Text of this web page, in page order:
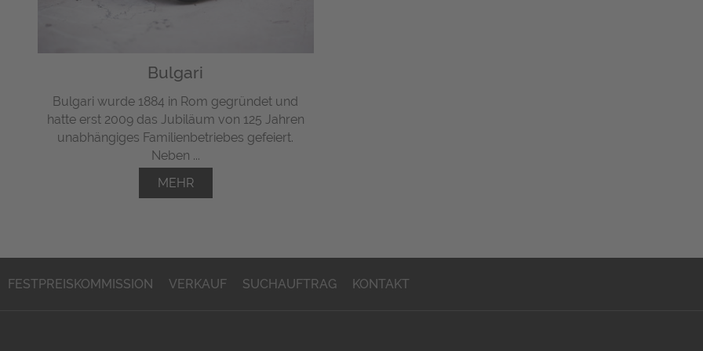
Bulgari
Bulgari wurde 1884 in Rom gegründet und
hatte erst 2009 das Jubiläum von 125 Jahren
unabhängiges Familienbetriebes gefeiert.
Neben ...
MEHR
FESTPREISKOMMISSION VERKAUF SUCHAUFTRAG KONTAKT